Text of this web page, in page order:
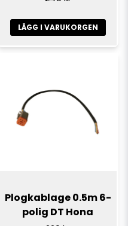
LÄGG I VARUKORGEN
Plogkablage 0.5m 6-
polig DT Hona